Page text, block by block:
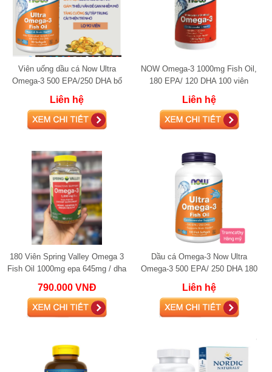
Viên uống dầu cá Now Ultra
Omega-3 500 EPA/250 DHA bổ
mắt tăng đề kháng 90 viên
Liên hệ
NOW Omega-3 1000mg Fish Oil,
180 EPA/ 120 DHA 100 viên
Liên hệ
180 Viên Spring Valley Omega 3
Fish Oil 1000mg epa 645mg / dha
790.000 VNĐ
Dầu cá Omega-3 Now Ultra
Omega-3 500 EPA/ 250 DHA 180
Softgels (Fish Gelatin) fish oil
Liên hệ